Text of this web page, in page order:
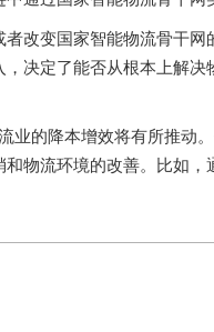
改变国家智能物流骨干
决定了能否从根本上解决
业的降本增效将有所推动
物流环境的改善。比如